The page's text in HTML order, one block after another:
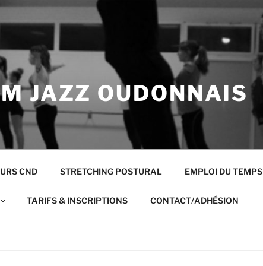
JAZZ OUDONNAIS
CND STRETCHING POSTURAL EMPLOI DU TEMPS
TARIFS & INSCRIPTIONS CONTACT/ADHÉSION